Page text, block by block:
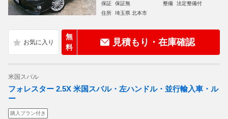
保証
保証無 整備
法定整備付
住所
埼玉県 北本市
無
料
見積もり・在庫確認
米国スバル
フォレスター 2.5X 米国スバル・左ハンドル・並行輸入車・ル
ー
購入プラン付き